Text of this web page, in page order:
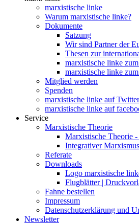
marxistische linke
Warum marxistische linke?
Dokumente
Satzung
Wir sind Partner der
Thesen zur
marxistische linke
marxistische linke
Mitglied werden
Spenden
marxistische linke auf Twitter
marxistische linke auf
Service
Marxistische Theorie
Marxistische Theorie
Integrativer Marxismus
Referate
Downloads
Logo marxistische
Flugblätter |
Fahne bestellen
Impressum
Datenschutzerklärung und
Newsletter